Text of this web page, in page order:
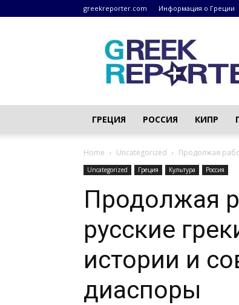
greekreporter.com Информация о Греции
Греческие
новости
–
ГРЕЦИЯ РОССИЯ КИПР
Home Uncategorized Продолжая
Uncategorized Греция Культура Россия
Продолжая
русские
истории и
диаспоры